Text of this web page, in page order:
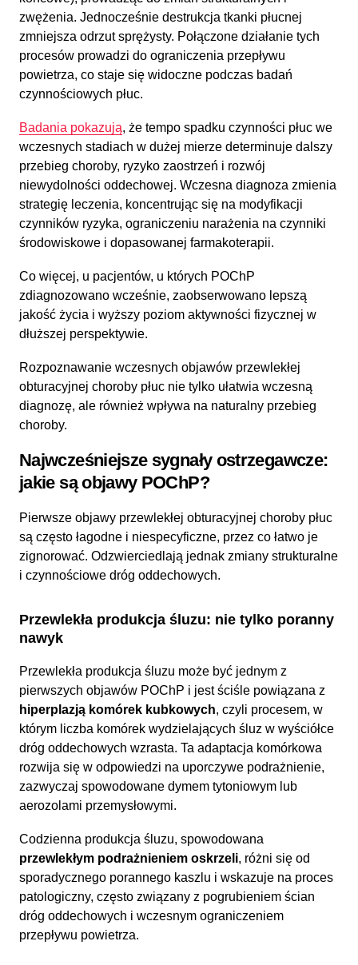
zwężenia. Jednocześnie destrukcja tkanki płucnej
zmniejsza odrzut sprężysty. Połączone działanie tych
procesów prowadzi do ograniczenia przepływu
powietrza, co staje się widoczne podczas badań
czynnościowych płuc.
Badania pokazują, że tempo spadku czynności płuc we
wczesnych stadiach w dużej mierze determinuje dalszy
przebieg choroby, ryzyko zaostrzeń i rozwój
niewydolności oddechowej. Wczesna diagnoza zmienia
strategię leczenia, koncentrując się na modyfikacji
czynników ryzyka, ograniczeniu narażenia na czynniki
środowiskowe i dopasowanej farmakoterapii.
Co więcej, u pacjentów, u których POChP
zdiagnozowano wcześnie, zaobserwowano lepszą
jakość życia i wyższy poziom aktywności fizycznej w
dłuższej perspektywie.
Rozpoznawanie wczesnych objawów przewlekłej
obturacyjnej choroby płuc nie tylko ułatwia wczesną
diagnozę, ale również wpływa na naturalny przebieg
choroby.
Najwcześniejsze sygnały ostrzegawcze:
jakie są objawy POChP?
Pierwsze objawy przewlekłej obturacyjnej choroby płuc
są często łagodne i niespecyficzne, przez co łatwo je
zignorować. Odzwierciedlają jednak zmiany strukturalne
i czynnościowe dróg oddechowych.
Przewlekła produkcja śluzu: nie tylko poranny
nawyk
Przewlekła produkcja śluzu może być jednym z
pierwszych objawów POChP i jest ściśle powiązana z
hiperplazją komórek kubkowych, czyli procesem, w
którym liczba komórek wydzielających śluz w wyściółce
dróg oddechowych wzrasta. Ta adaptacja komórkowa
rozwija się w odpowiedzi na uporczywe podrażnienie,
zazwyczaj spowodowane dymem tytoniowym lub
aerozolami przemysłowymi.
Codzienna produkcja śluzu, spowodowana
przewlekłym podrażnieniem oskrzeli, różni się od
sporadycznego porannego kaszlu i wskazuje na proces
patologiczny, często związany z pogrubieniem ścian
dróg oddechowych i wczesnym ograniczeniem
przepływu powietrza.